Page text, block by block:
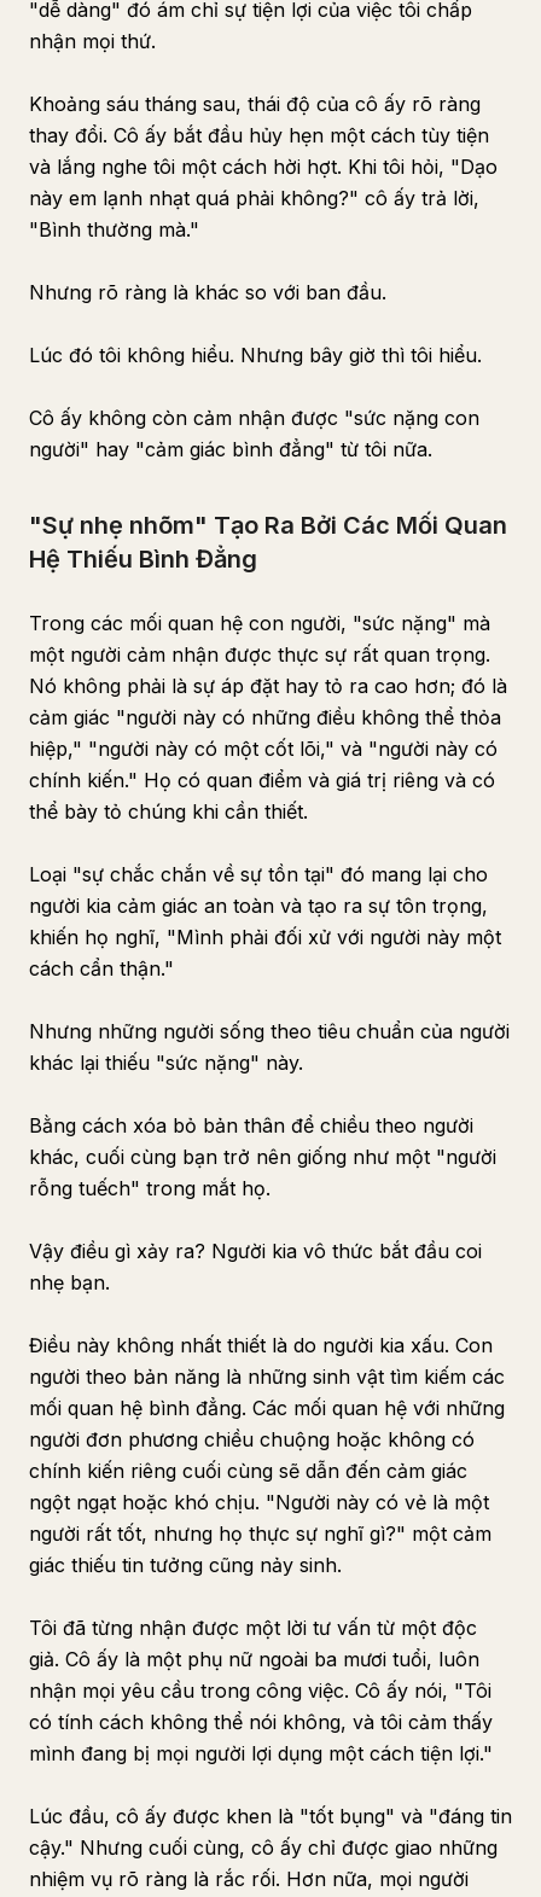
"dễ dàng" đó ám chỉ sự tiện lợi của việc tôi chấp
nhận mọi thứ.
Khoảng sáu tháng sau, thái độ của cô ấy rõ ràng
thay đổi. Cô ấy bắt đầu hủy hẹn một cách tùy tiện
và lắng nghe tôi một cách hời hợt. Khi tôi hỏi, "Dạo
này em lạnh nhạt quá phải không?" cô ấy trả lời,
"Bình thường mà."
Nhưng rõ ràng là khác so với ban đầu.
Lúc đó tôi không hiểu. Nhưng bây giờ thì tôi hiểu.
Cô ấy không còn cảm nhận được "sức nặng con
người" hay "cảm giác bình đẳng" từ tôi nữa.
"Sự nhẹ nhõm" Tạo Ra Bởi Các Mối Quan
Hệ Thiếu Bình Đẳng
Trong các mối quan hệ con người, "sức nặng" mà
một người cảm nhận được thực sự rất quan trọng.
Nó không phải là sự áp đặt hay tỏ ra cao hơn; đó là
cảm giác "người này có những điều không thể thỏa
hiệp," "người này có một cốt lõi," và "người này có
chính kiến." Họ có quan điểm và giá trị riêng và có
thể bày tỏ chúng khi cần thiết.
Loại "sự chắc chắn về sự tồn tại" đó mang lại cho
người kia cảm giác an toàn và tạo ra sự tôn trọng,
khiến họ nghĩ, "Mình phải đối xử với người này một
cách cẩn thận."
Nhưng những người sống theo tiêu chuẩn của người
khác lại thiếu "sức nặng" này.
Bằng cách xóa bỏ bản thân để chiều theo người
khác, cuối cùng bạn trở nên giống như một "người
rỗng tuếch" trong mắt họ.
Vậy điều gì xảy ra? Người kia vô thức bắt đầu coi
nhẹ bạn.
Điều này không nhất thiết là do người kia xấu. Con
người theo bản năng là những sinh vật tìm kiếm các
mối quan hệ bình đẳng. Các mối quan hệ với những
người đơn phương chiều chuộng hoặc không có
chính kiến riêng cuối cùng sẽ dẫn đến cảm giác
ngột ngạt hoặc khó chịu. "Người này có vẻ là một
người rất tốt, nhưng họ thực sự nghĩ gì?" một cảm
giác thiếu tin tưởng cũng nảy sinh.
Tôi đã từng nhận được một lời tư vấn từ một độc
giả. Cô ấy là một phụ nữ ngoài ba mươi tuổi, luôn
nhận mọi yêu cầu trong công việc. Cô ấy nói, "Tôi
có tính cách không thể nói không, và tôi cảm thấy
mình đang bị mọi người lợi dụng một cách tiện lợi."
Lúc đầu, cô ấy được khen là "tốt bụng" và "đáng tin
cậy." Nhưng cuối cùng, cô ấy chỉ được giao những
nhiệm vụ rõ ràng là rắc rối. Hơn nữa, mọi người